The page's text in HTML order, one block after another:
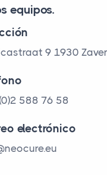
equipos.
9 1930
588 76 58
electrónico